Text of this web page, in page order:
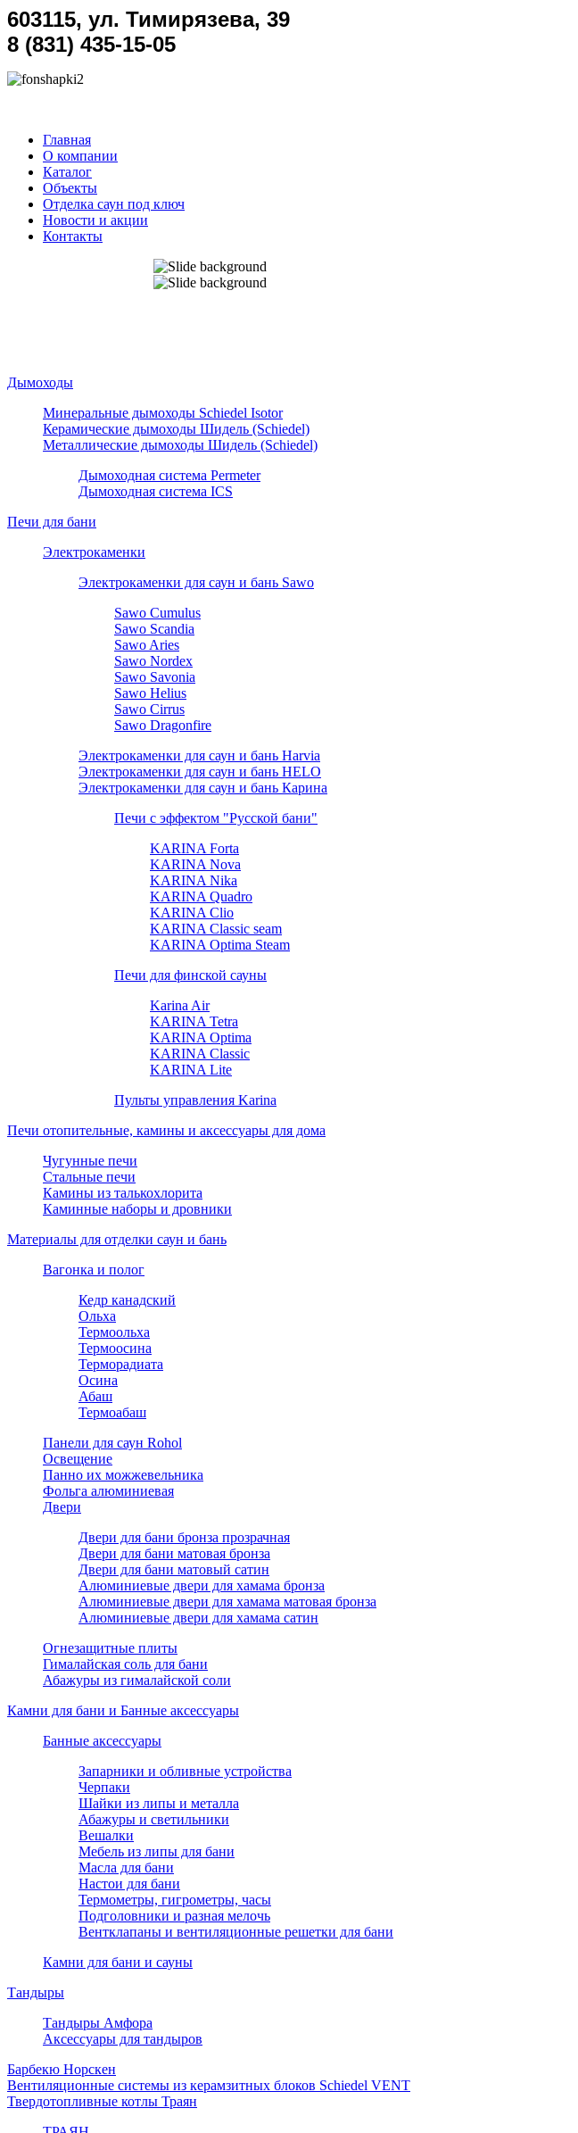
603115, ул. Тимирязева, 39
8 (831) 435-15-05
Главная
О компании
Каталог
Объекты
Отделка саун под ключ
Новости и акции
Контакты
Дымоходы
Минеральные дымоходы Schiedel Isotor
Керамические дымоходы Шидель (Schiedel)
Металлические дымоходы Шидель (Schiedel)
Дымоходная система Permeter
Дымоходная система ICS
Печи для бани
Электрокаменки
Электрокаменки для саун и бань Sawo
Sawo Cumulus
Sawo Scandia
Sawo Aries
Sawo Nordex
Sawo Savonia
Sawo Helius
Sawo Cirrus
Sawo Dragonfire
Электрокаменки для саун и бань Harvia
Электрокаменки для саун и бань HELO
Электрокаменки для саун и бань Карина
Печи с эффектом "Русской бани"
KARINA Forta
KARINA Nova
KARINA Nika
KARINA Quadro
KARINA Clio
KARINA Classic seam
KARINA Optima Steam
Печи для финской сауны
Karina Air
KARINA Tetra
KARINA Optima
KARINA Classic
KARINA Lite
Пульты управления Karina
Печи отопительные, камины и аксессуары для дома
Чугунные печи
Стальные печи
Камины из талькохлорита
Каминные наборы и дровники
Материалы для отделки саун и бань
Вагонка и полог
Кедр канадский
Ольха
Термоольха
Термоосина
Терморадиата
Осина
Абаш
Термоабаш
Панели для саун Rohol
Освещение
Панно их можжевельника
Фольга алюминиевая
Двери
Двери для бани бронза прозрачная
Двери для бани матовая бронза
Двери для бани матовый сатин
Алюминиевые двери для хамама бронза
Алюминиевые двери для хамама матовая бронза
Алюминиевые двери для хамама сатин
Огнезащитные плиты
Гималайская соль для бани
Абажуры из гималайской соли
Камни для бани и Банные аксессуары
Банные аксессуары
Запарники и обливные устройства
Черпаки
Шайки из липы и металла
Абажуры и светильники
Вешалки
Мебель из липы для бани
Масла для бани
Настои для бани
Термометры, гигрометры, часы
Подголовники и разная мелочь
Вентклапаны и вентиляционные решетки для бани
Камни для бани и сауны
Тандыры
Тандыры Амфора
Аксессуары для тандыров
Барбекю Норскен
Вентиляционные системы из керамзитных блоков Schiedel VENT
Твердотопливные котлы Траян